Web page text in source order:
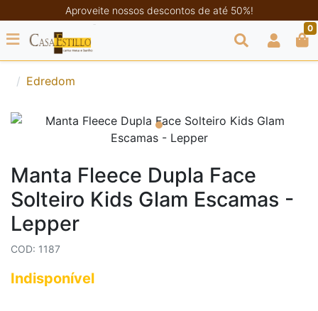
Aproveite nossos descontos de até 50%!
0
Edredom
Manta Fleece Dupla Face
Solteiro Kids Glam Escamas -
Lepper
COD: 1187
Indisponível